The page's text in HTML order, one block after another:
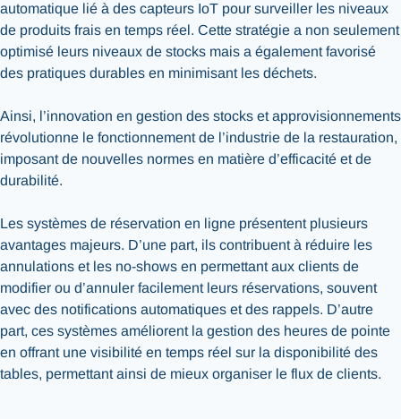
automatique lié à des capteurs IoT pour surveiller les niveaux
de produits frais en temps réel. Cette stratégie a non seulement
optimisé leurs niveaux de stocks mais a également favorisé
des pratiques durables en minimisant les déchets.
Ainsi, l’innovation en gestion des stocks et approvisionnements
révolutionne le fonctionnement de l’industrie de la restauration,
imposant de nouvelles normes en matière d’efficacité et de
durabilité.
Les systèmes de réservation en ligne présentent plusieurs
avantages majeurs. D’une part, ils contribuent à réduire les
annulations et les no-shows en permettant aux clients de
modifier ou d’annuler facilement leurs réservations, souvent
avec des notifications automatiques et des rappels. D’autre
part, ces systèmes améliorent la gestion des heures de pointe
en offrant une visibilité en temps réel sur la disponibilité des
tables, permettant ainsi de mieux organiser le flux de clients.